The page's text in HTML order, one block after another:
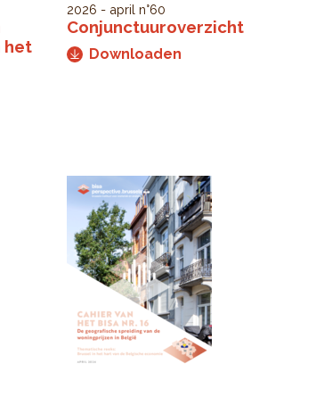
het
2026 - april n°60
Conjunctuuroverzicht
Downloaden